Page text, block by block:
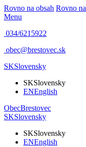
Rovno na obsah Rovno
Menu
034/6215922
obec@brestovec.sk
SKSlovensky
SKSlovensky
ENEnglish
ObecBrestovec
SKSlovensky
SKSlovensky
ENEnglish